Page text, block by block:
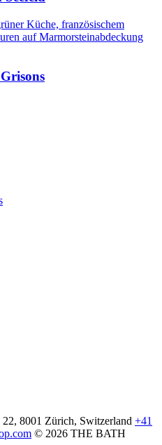
8001 Zürich, Switzerland +41
© 2026 THE BATH